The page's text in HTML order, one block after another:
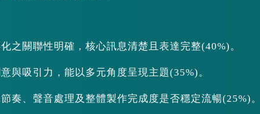
之關聯性明確，核心訊息清楚且表達完整(40%)。
與吸引力，能以多元角度呈現主題(35%)。
奏、聲音處理及整體製作完成度是否穩定流暢(25%)